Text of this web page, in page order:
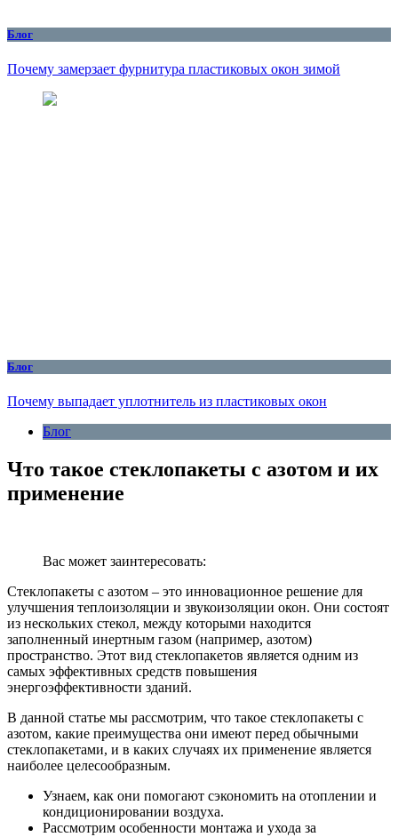
Блог
Почему замерзает фурнитура пластиковых окон зимой
Блог
Почему выпадает уплотнитель из пластиковых окон
Блог
Что такое стеклопакеты с азотом и их
применение
Вас может заинтересовать:
Стеклопакеты с азотом – это инновационное решение для
улучшения теплоизоляции и звукоизоляции окон. Они состоят
из нескольких стекол, между которыми находится
заполненный инертным газом (например, азотом)
пространство. Этот вид стеклопакетов является одним из
самых эффективных средств повышения
энергоэффективности зданий.
В данной статье мы рассмотрим, что такое стеклопакеты с
азотом, какие преимущества они имеют перед обычными
стеклопакетами, и в каких случаях их применение является
наиболее целесообразным.
Узнаем, как они помогают сэкономить на отоплении и
кондиционировании воздуха.
Рассмотрим особенности монтажа и ухода за